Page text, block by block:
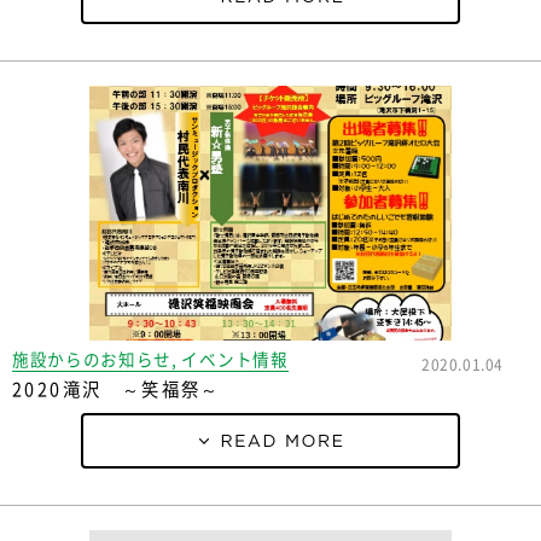
施設からのお知らせ, イベント情報 2020.01.04
2020滝沢 ～笑福祭～